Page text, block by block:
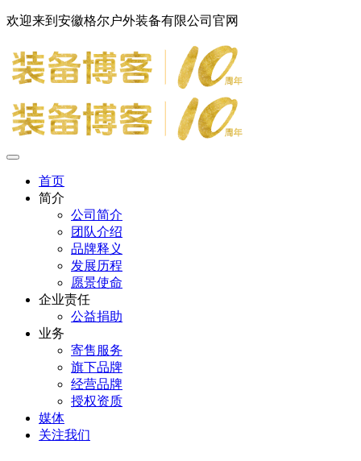
欢迎来到安徽格尔户外装备有限公司官网
首页
简介
公司简介
团队介绍
品牌释义
发展历程
愿景使命
企业责任
公益捐助
业务
寄售服务
旗下品牌
经营品牌
授权资质
媒体
关注我们